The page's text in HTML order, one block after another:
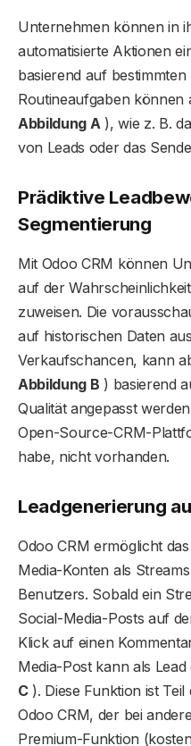
Unternehmen können in
automatisierte Aktionen
basierend auf
Routineaufgaben können
Abbildung A ), wie z. B.
von Leads oder das
Prädiktive
Segmentierung
Mit Odoo CRM können
auf der
zuweisen. Die
auf historischen Daten
Verkaufschancen, kann
Abbildung B ) basierend
Qualität angepasst
Open-Source-CRM-
habe, nicht vorhanden.
Leadgenerierung
Odoo CRM ermöglicht
Media-Konten als
Benutzers. Sobald ein
Social-Media-Posts auf
Klick auf einen
Media-Post kann als
C). Diese Funktion ist
Odoo CRM, der bei
Premium-Funktion